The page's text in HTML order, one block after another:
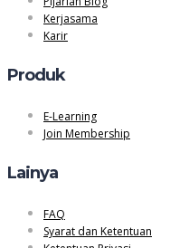
Kerjasama
Karir
Produk
E-Learning
Join Membership
Lainya
FAQ
Syarat dan Ketentuan